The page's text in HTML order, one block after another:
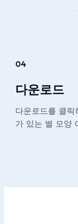
04
다운로드
다운로드를 클
가 있는 별 모양